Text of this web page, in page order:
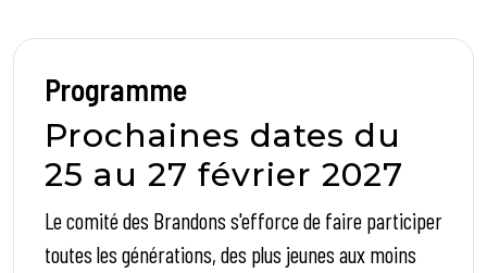
Programme
Prochaines dates du
25 au 27 février 2027
Le comité des Brandons s'efforce de faire participer
toutes les générations, des plus jeunes aux moins